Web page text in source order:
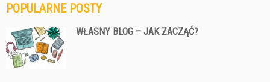
POPULARNE POSTY
WŁASNY BLOG – JAK ZACZĄĆ?